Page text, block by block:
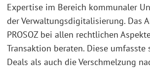
Expertise im Bereich kommunaler
der Verwaltungsdigitalisierung. Das
PROSOZ bei allen rechtlichen
Transaktion beraten. Diese umfasste
Deals als auch die Verschmelzung